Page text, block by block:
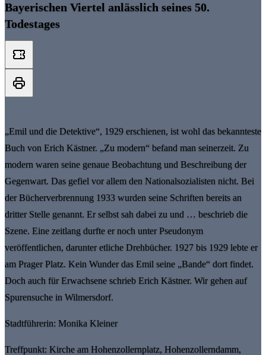
Bayerischen Viertel anlässlich seines 50.
Todestages
„Emil und die Detektive“, 1929 erschienen, ist wohl das bekannteste
Buch von Erich Kästner. „Zu modern“ befand man seinerzeit. Zu
modern waren seine genaue Beobachtung und Beschreibung der
Gegenwart. Das gefiel vor allem den Nationalsozialisten nicht. Bei
der Bücherverbrennung 1933 wurden seine Schriften bereits an
dritter Stelle genannt. Er selbst sah dabei zu und … beschrieb die
Szene. Eine zeitlang durfte er noch unter Pseudonym
veröffentlichen, darunter etliche Drehbücher. 1927 bis 1929 lebte er
am Prager Platz. Kein Wunder das Emil seine „Bande“ dort findet.
Doch auch für Erwachsene schrieb Erich Kästner. Wir gehen auf
Spurensuche in Wilmersdorf.
Stadtführerin: Monika Kleiner
Treffpunkt: Kirche am Hohenzollernplatz, Hohenzollerndamm,